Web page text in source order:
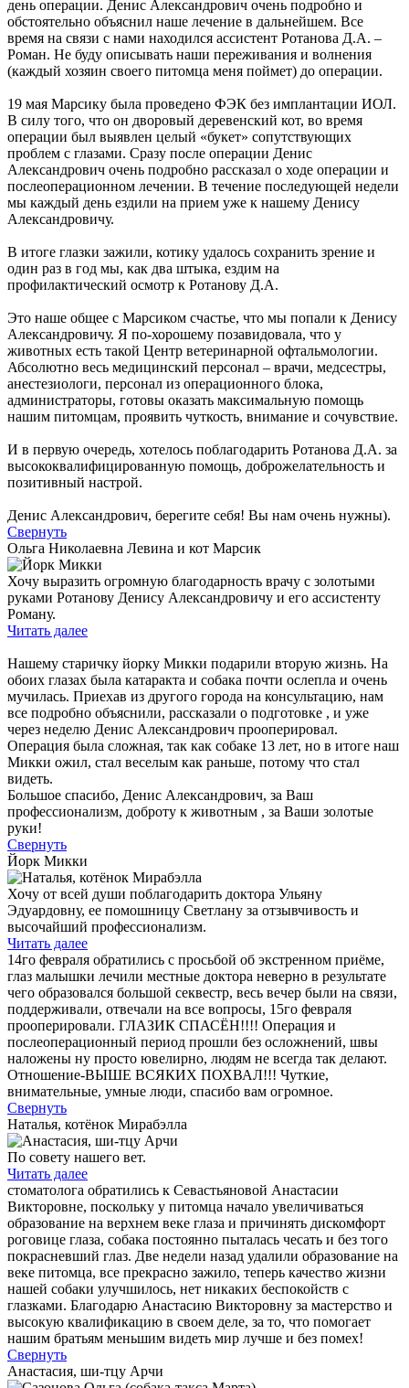
день операции. Денис Александрович очень подробно и
обстоятельно объяснил наше лечение в дальнейшем. Все
время на связи с нами находился ассистент Ротанова Д.А. –
Роман. Не буду описывать наши переживания и волнения
(каждый хозяин своего питомца меня поймет) до операции.
19 мая Марсику была проведено ФЭК без имплантации ИОЛ.
В силу того, что он дворовый деревенский кот, во время
операции был выявлен целый «букет» сопутствующих
проблем с глазами. Сразу после операции Денис
Александрович очень подробно рассказал о ходе операции и
послеоперационном лечении. В течение последующей недели
мы каждый день ездили на прием уже к нашему Денису
Александровичу.
В итоге глазки зажили, котику удалось сохранить зрение и
один раз в год мы, как два штыка, ездим на
профилактический осмотр к Ротанову Д.А.
Это наше общее с Марсиком счастье, что мы попали к Денису
Александровичу. Я по-хорошему позавидовала, что у
животных есть такой Центр ветеринарной офтальмологии.
Абсолютно весь медицинский персонал – врачи, медсестры,
анестезиологи, персонал из операционного блока,
администраторы, готовы оказать максимальную помощь
нашим питомцам, проявить чуткость, внимание и сочувствие.
И в первую очередь, хотелось поблагодарить Ротанова Д.А. за
высококвалифицированную помощь, доброжелательность и
позитивный настрой.
Денис Александрович, берегите себя! Вы нам очень нужны).
Свернуть
Ольга Николаевна Левина и кот Марсик
Хочу выразить огромную благодарность врачу с золотыми
руками Ротанову Денису Александровичу и его ассистенту
Роману.
Читать далее
Нашему старичку йорку Микки подарили вторую жизнь. На
обоих глазах была катаракта и собака почти ослепла и очень
мучилась. Приехав из другого города на консультацию, нам
все подробно объяснили, рассказали о подготовке , и уже
через неделю Денис Александрович прооперировал.
Операция была сложная, так как собаке 13 лет, но в итоге наш
Микки ожил, стал веселым как раньше, потому что стал
видеть.
Большое спасибо, Денис Александрович, за Ваш
профессионализм, доброту к животным , за Ваши золотые
руки!
Свернуть
Йорк Микки
Хочу от всей души поблагодарить доктора Ульяну
Эдуардовну, ее помошницу Светлану за отзывчивость и
высочайший профессионализм.
Читать далее
14го февраля обратились с просьбой об экстренном приёме,
глаз малышки лечили местные доктора неверно в результате
чего образовался большой секвестр, весь вечер были на связи,
поддерживали, отвечали на все вопросы, 15го февраля
прооперировали. ГЛАЗИК СПАСЁН!!!! Операция и
послеоперационный период прошли без осложнений, швы
наложены ну просто ювелирно, людям не всегда так делают.
Отношение-ВЫШЕ ВСЯКИХ ПОХВАЛ!!! Чуткие,
внимательные, умные люди, спасибо вам огромное.
Свернуть
Наталья, котёнок Мирабэлла
По совету нашего вет.
Читать далее
стоматолога обратились к Севастьяновой Анастасии
Викторовне, поскольку у питомца начало увеличиваться
образование на верхнем веке глаза и причинять дискомфорт
роговице глаза, собака постоянно пыталась чесать и без того
покрасневший глаз. Две недели назад удалили образование на
веке питомца, все прекрасно зажило, теперь качество жизни
нашей собаки улучшилось, нет никаких беспокойств с
глазками. Благодарю Анастасию Викторовну за мастерство и
высокую квалификацию в своем деле, за то, что помогает
нашим братьям меньшим видеть мир лучше и без помех!
Свернуть
Анастасия, ши-тцу Арчи